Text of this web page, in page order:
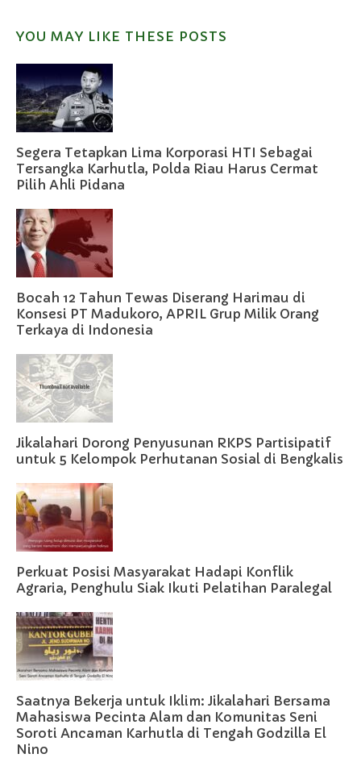
YOU MAY LIKE THESE POSTS
Segera Tetapkan Lima Korporasi HTI Sebagai
Tersangka Karhutla, Polda Riau Harus Cermat
Pilih Ahli Pidana
Bocah 12 Tahun Tewas Diserang Harimau di
Konsesi PT Madukoro, APRIL Grup Milik Orang
Terkaya di Indonesia
Jikalahari Dorong Penyusunan RKPS Partisipatif
untuk 5 Kelompok Perhutanan Sosial di Bengkalis
Perkuat Posisi Masyarakat Hadapi Konflik
Agraria, Penghulu Siak Ikuti Pelatihan Paralegal
Saatnya Bekerja untuk Iklim: Jikalahari Bersama
Mahasiswa Pecinta Alam dan Komunitas Seni
Soroti Ancaman Karhutla di Tengah Godzilla El
Nino